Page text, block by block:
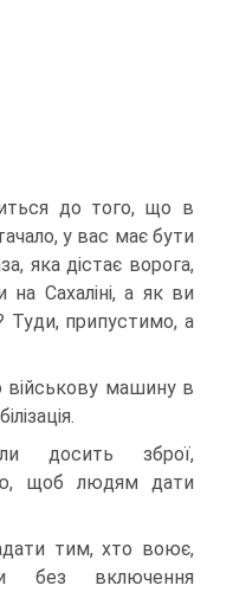
до того, що в
у вас має бути
яка дістає ворога,
на Сахаліні, а як ви
Туди, припустимо, а
військову машину в
досить зброї,
щоб людям дати
тим, хто воює,
без включення